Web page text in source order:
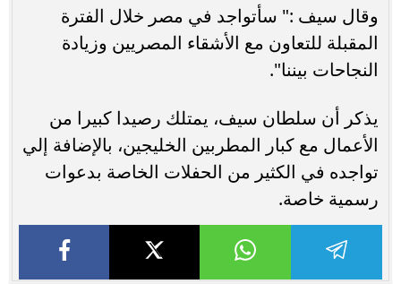
وقال سيف :" سأتواجد في مصر خلال الفترة
المقبلة للتعاون مع الأشقاء المصريين وزيادة
النجاحات بيننا".
يذكر أن سلطان سيف، يمتلك رصيدا كبيرا من
الأعمال مع كبار المطربين الخليجين، بالإضافة إلي
تواجده في الكثير من الحفلات الخاصة بدعوات
رسمية خاصة.